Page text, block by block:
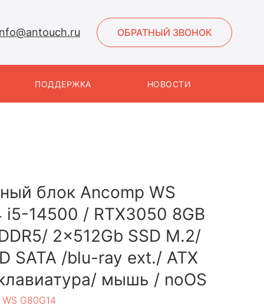
ОБРАТНЫЙ ЗВОНОК
ПОДДЕРЖКА НОВОСТИ
блок Ancomp WS
i5-14500 / RTX3050 8GB
2x512Gb SSD M.2/
SATA /blu-ray ext./ ATX
мышь / noOS
G80G14